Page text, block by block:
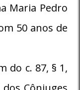
Maria Pedro
50 anos de
do c. 87, § 1,